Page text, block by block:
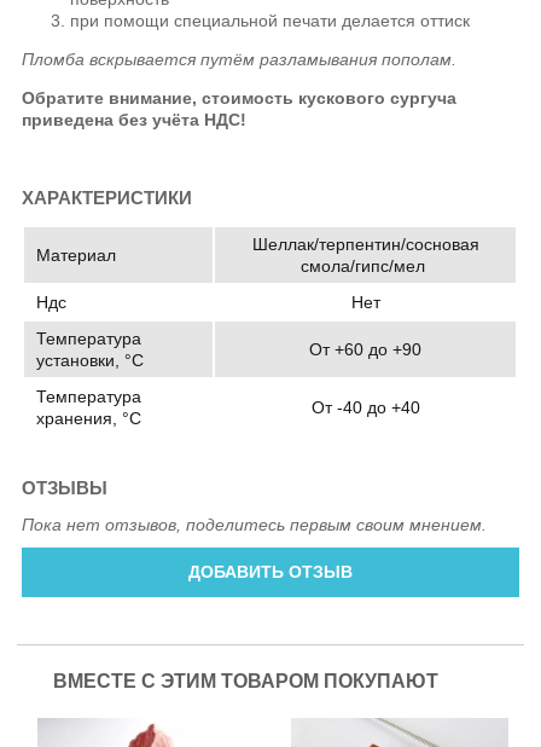
при помощи специальной печати делается оттиск
Пломба вскрывается путём разламывания пополам.
Обратите внимание, стоимость кускового сургуча
приведена без учёта НДС!
ХАРАКТЕРИСТИКИ
Материал
Шеллак/терпентин/сосновая
смола/гипс/мел
Ндс
Нет
Температура
установки, °C
От +60 до +90
Температура
хранения, °C
От -40 до +40
ОТЗЫВЫ
Пока нет отзывов, поделитесь первым своим мнением.
ДОБАВИТЬ ОТЗЫВ
ВМЕСТЕ С ЭТИМ ТОВАРОМ ПОКУПАЮТ